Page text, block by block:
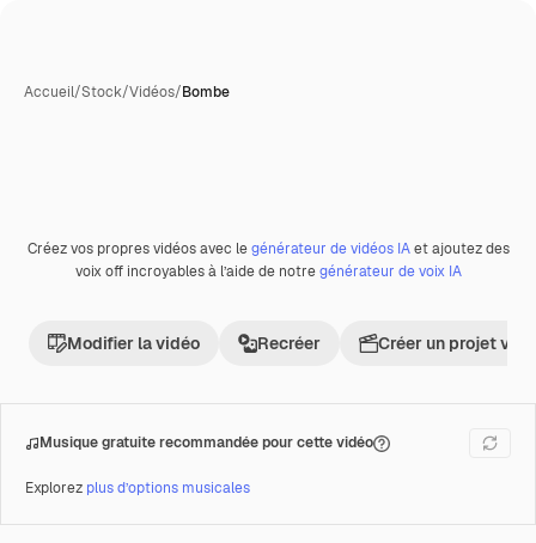
Accueil/Stock/Vidéos/Bombe
Premium
Créez vos propres vidéos avec legénérateur de vidéos IAet ajoutez des
voix off incroyables à l’aide de notregénérateur de voix IA
Modifier la vidéo Recréer Créer un projet
Musique gratuite recommandée pour cette vidéo
Explorez plus d’options musicales